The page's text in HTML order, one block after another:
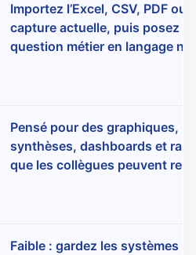
Importez l’Excel, CSV, PDF ou
capture actuelle, puis posez la
question métier en langage
Pensé pour des graphiques,
synthèses, dashboards et
que les collègues peuvent
Faible : gardez les systèmes